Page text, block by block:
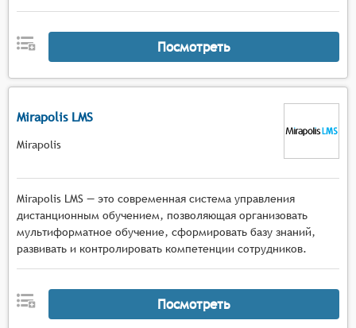
Посмотреть
Mirapolis LMS
Mirapolis
Mirapolis LMS — это современная система управления
дистанционным обучением, позволяющая организовать
мультиформатное обучение, сформировать базу знаний,
развивать и контролировать компетенции сотрудников.
Посмотреть